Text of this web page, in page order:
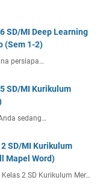
SD/MI Deep Learning
(Sem 1-2)
persiapa…
SD/MI Kurikulum
sedang…
SD/MI Kurikulum
Mapel Word)
2 SD Kurikulum Mer…